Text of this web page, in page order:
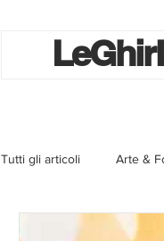
Le
Tutti gli articoli Arte &
La lotteria degli scontrini